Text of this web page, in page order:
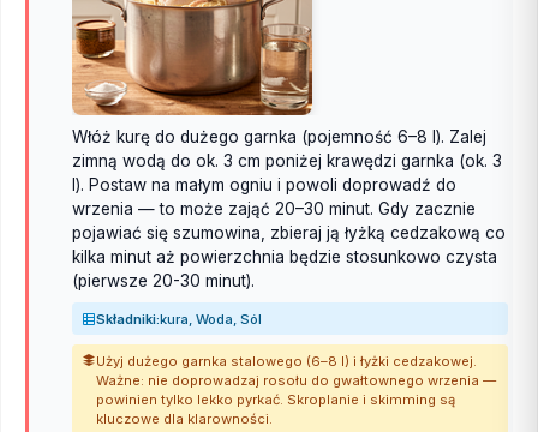
Włóż kurę do dużego garnka (pojemność 6–8 l). Zalej
zimną wodą do ok. 3 cm poniżej krawędzi garnka (ok. 3
l). Postaw na małym ogniu i powoli doprowadź do
wrzenia — to może zająć 20–30 minut. Gdy zacznie
pojawiać się szumowina, zbieraj ją łyżką cedzakową co
kilka minut aż powierzchnia będzie stosunkowo czysta
(pierwsze 20-30 minut).
Składniki:kura, Woda, Sól
Użyj dużego garnka stalowego (6–8 l) i łyżki cedzakowej.
Ważne: nie doprowadzaj rosołu do gwałtownego wrzenia —
powinien tylko lekko pyrkać. Skroplanie i skimming są
kluczowe dla klarowności.